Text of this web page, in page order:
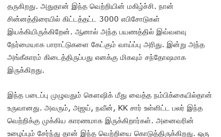
தருகிறது. அதுதான் இந்த வெற்றியின் மகிழ்ச்சி. நான்
சின்னத்திரையில் கிட்டத்தட்ட 3000 எபிசோடுகள்
இயக்கியிருக்கிறேன். ஆனால் அந்த பயணத்தில் இவ்வளவு
நேர்மையாக பாராட்டுகளை கேட்கும் வாய்ப்பு அரிது. இன்று அந்த
அங்கீகாரம் கிடைத்திருப்பது எனக்கு மிகவும் சந்தோஷமாக
இருக்கிறது.
இந்த படைப்பு முழுவதும் கௌஷிக் மீது வைத்த நம்பிக்கையில்தான்
உருவானது. அவரும், அஜய், நவீன், KK சார் உள்ளிட்ட பலர் இந்த
வெற்றிக்கு முக்கிய காரணமாக இருக்கிறார்கள். அனைவரின்
உழைப்பும் சேர்ந்து தான் இந்த வெற்றியை கொடுத்திருக்கிறது. ஒரு